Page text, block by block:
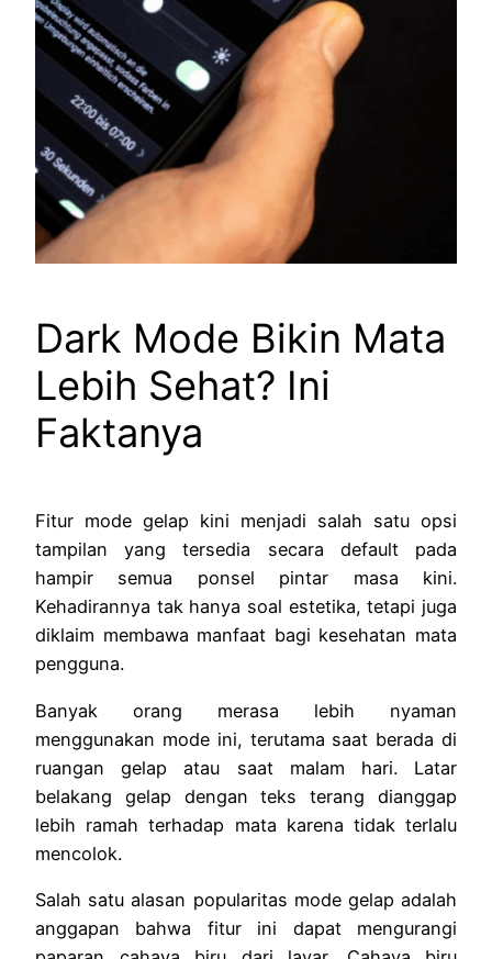
Dark Mode Bikin Mata
Lebih Sehat? Ini
Faktanya
Fitur mode gelap kini menjadi salah satu opsi
tampilan yang tersedia secara default pada
hampir semua ponsel pintar masa kini.
Kehadirannya tak hanya soal estetika, tetapi juga
diklaim membawa manfaat bagi kesehatan mata
pengguna.
Banyak orang merasa lebih nyaman
menggunakan mode ini, terutama saat berada di
ruangan gelap atau saat malam hari. Latar
belakang gelap dengan teks terang dianggap
lebih ramah terhadap mata karena tidak terlalu
mencolok.
Salah satu alasan popularitas mode gelap adalah
anggapan bahwa fitur ini dapat mengurangi